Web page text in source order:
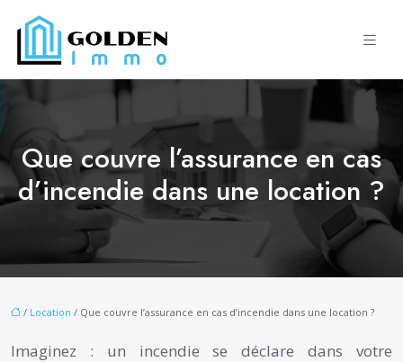
Que couvre l’assurance en cas
d’incendie dans une location ?
/ Location / Que couvre l’assurance en cas d’incendie dans une location ?
Imaginez : un incendie se déclare dans votre